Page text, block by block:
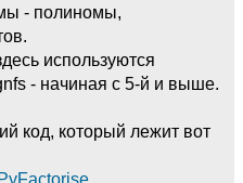
- полиномы,
используются
- начиная с 5-й и выше.
код, который лежит вот